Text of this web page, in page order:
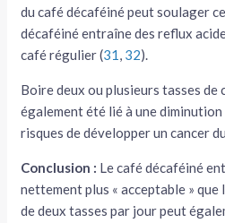
du café décaféiné peut soulager
décaféiné entraîne des reflux
café régulier (31, 32).
Boire deux ou plusieurs tasses de
également été lié à une diminution
risques de développer un cancer
Conclusion : Le café décaféiné
nettement plus « acceptable »
de deux tasses par jour peut